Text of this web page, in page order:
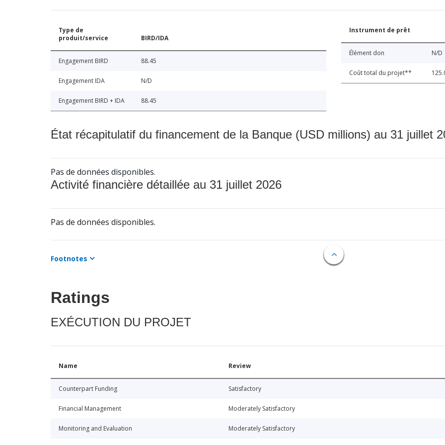
Type de
produit/service
BIRD/IDA
Engagement BIRD 88.45
Engagement IDA N/D
Engagement BIRD + IDA 88.45
Instrument de prêt
Élément don N/D
Coût total du projet**
État récapitulatif du financement de la Banque (USD millions) au 31 juillet
Pas de données disponibles.
Activité financière détaillée au 31 juillet 2026
Pas de données disponibles.
Footnotes
Ratings
EXÉCUTION DU PROJET
Name Review
Counterpart Funding Satisfactory
Financial Management Moderately Satisfactory
Monitoring and Evaluation Moderately Satisfactory